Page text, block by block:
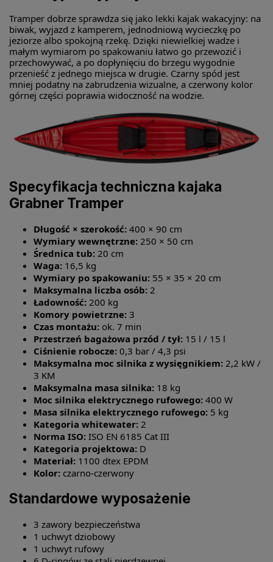
Tramper dobrze sprawdza się jako lekki kajak wakacyjny: na
biwak, wyjazd z kamperem, jednodniową wycieczkę po
jeziorze albo spokojną rzekę. Dzięki niewielkiej wadze i
małym wymiarom po spakowaniu łatwo go przewozić i
przechowywać, a po dopłynięciu do brzegu wygodnie
przenieść z jednego miejsca w drugie. Czarny spód jest
mniej podatny na zabrudzenia wizualne, a czerwony kolor
górnej części poprawia widoczność na wodzie.
Specyfikacja techniczna kajaka
Grabner Tramper
Długość × szerokość: 400 × 90 cm
Wymiary wewnętrzne: 250 × 50 cm
Średnica tub: 20 cm
Waga: 16,5 kg
Wymiary po spakowaniu: 55 × 35 × 20 cm
Maksymalna liczba osób: 2
Ładowność: 200 kg
Komory powietrzne: 3
Czas montażu: ok. 7 min
Przestrzeń bagażowa przód / tył: 15 l / 15 l
Ciśnienie robocze: 0,3 bar / 4,3 psi
Maksymalna moc silnika z wysięgnikiem: 2,2 kW /
3 KM
Maksymalna masa silnika: 18 kg
Moc silnika elektrycznego rufowego: 400 W
Masa silnika elektrycznego rufowego: 5 kg
Kategoria whitewater: 2
Norma ISO: ISO EN 6185 Cat III
Kategoria projektowa: D
Materiał: 1100 dtex EPDM
Kolor: czarno-czerwony
Standardowe wyposażenie
3 zawory bezpieczeństwa
1 uchwyt dziobowy
1 uchwyt rufowy